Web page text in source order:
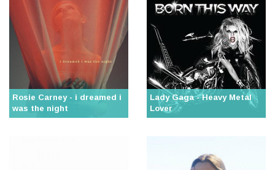
Rosie Carney - i dreamed i
was the night
Lady Gaga - Heavy Metal
Lover